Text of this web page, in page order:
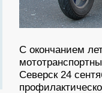
С окончанием
Северск 24